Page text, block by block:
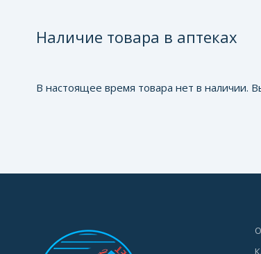
Наличие товара в аптеках
В настоящее время товара нет в наличии.